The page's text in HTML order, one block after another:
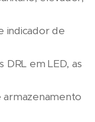
indicador de
em LED, as
armazenamento